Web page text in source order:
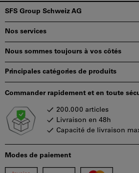
Pied
de
page
SFS Group Schweiz AG
Nos services
Nous sommes toujours à vos côtés
Principales catégories de produits
Modes de paiement
Commander rapidement et en toute
200.000 articles
Livraison en 48h
Capacité de livraison